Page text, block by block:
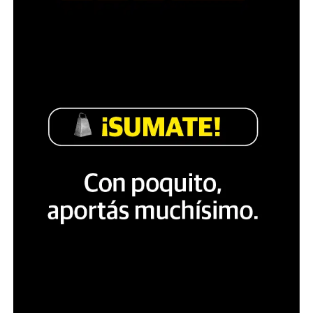
Fue entonces cuando, en pocas horas, la tela pintada a
Luego, el trapo se convirtió en bandera para agitarla en
la tribuna.
a la cancha y la saeta se convirtió en mensaje que
descifra de un vistazo un jugador de fútbol.
Finalmente, el mensaje se convirtió en trofeo que se